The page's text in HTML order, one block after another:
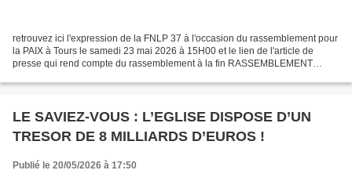
retrouvez ici l'expression de la FNLP 37 à l'occasion du rassemblement pour
la PAIX à Tours le samedi 23 mai 2026 à 15H00 et le lien de l'article de
presse qui rend compte du rassemblement à la fin RASSEMBLEMENT
LE SAVIEZ-VOUS : L’EGLISE DISPOSE D’UN
TRESOR DE 8 MILLIARDS D’EUROS !
Publié le 20/05/2026 à 17:50